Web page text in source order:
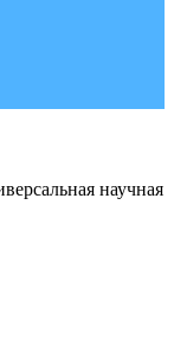
научная